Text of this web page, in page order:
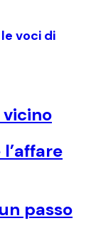
voci di
vicino
passo